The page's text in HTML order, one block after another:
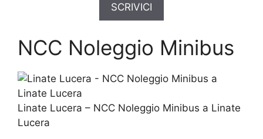
SCRIVICI
NCC Noleggio Minibus
Linate Lucera – NCC Noleggio Minibus a Linate
Lucera